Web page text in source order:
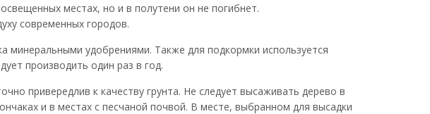
местах, но и в полутени он не погибнет.
современных городов.
минеральными удобрениями. Также для подкормки используется
производить один раз в год.
привередлив к качеству грунта. Не следует высаживать дерево в
и в местах с песчаной почвой. В месте, выбранном для высадки